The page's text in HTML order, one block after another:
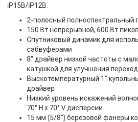
iP15B/iP12B.
2-полосный полноспектральный
150 Вт непрерывной, 600 Вт
Спутниковый динамик для
сабвуферами
8" драйвер низкой частоты с
катушкой для улучшения
Выскотемпературный 1"
драйвер
Низкий уровень искажений
70° H х 70° V дисперсии
15 мм (5/8") березовой фанеры